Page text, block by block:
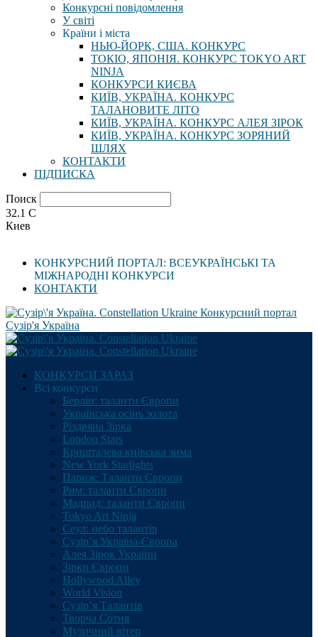
Конкурсні повідомлення
У світі
Країни і міста
НЬЮ-ЙОРК, США. КОНКУРС
ТОКІО, ЯПОНІЯ. КОНКУРС TOKYO ART
NINJA
КОНКУРСИ КИЄВА
КИЇВ, УКРАЇНА. КОНКУРС
ТАЛАНОВИТЕ ЛІТО
КИЇВ, УКРАЇНА. КОНКУРС АЛЕЯ ЗІРОК
КИЇВ, УКРАЇНА. КОНКУРС ЗОРЯНИЙ
ШЛЯХ
КОНТАКТИ
ПІДПИСКА
Поиск
32.1 C
Киев
КОНКУРСНИЙ ПОРТАЛ: ВСЕУКРАЇНСЬКІ ТА
МІЖНАРОДНІ КОНКУРСИ
КОНТАКТИ
Конкурсний портал
Сузір'я Україна
КОНКУРСИ ЗАРАЗ
Всі конкурси
Берлін: таланти Європи
Українська осінь золота
Різдвяна Зірка
London Stars
Кришталева київська зима
New York Starlights
Париж: Таланти Європи
Рим: таланти Європи
Мадрид: таланти Європи
Tokyo Art Ninja
Сеул: небо талантів
Сузір’я Україна-Європа
Алея Зірок України
Зірки Європи
Hollywood Alley
World Vision
Сузір’я Талантів
Творча Сотня
Музичний вітер